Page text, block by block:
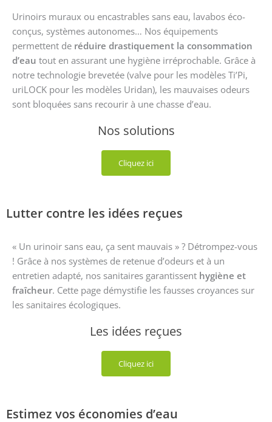
Urinoirs muraux ou encastrables sans eau, lavabos éco-
conçus, systèmes autonomes… Nos équipements
permettent de réduire drastiquement la consommation
d’eau tout en assurant une hygiène irréprochable. Grâce à
notre technologie brevetée (valve pour les modèles Ti’Pi,
uriLOCK pour les modèles Uridan), les mauvaises odeurs
sont bloquées sans recourir à une chasse d’eau.
Nos solutions
Cliquez ici
Lutter contre les idées reçues
« Un urinoir sans eau, ça sent mauvais » ? Détrompez-vous
! Grâce à nos systèmes de retenue d’odeurs et à un
entretien adapté, nos sanitaires garantissent hygiène et
fraîcheur. Cette page démystifie les fausses croyances sur
les sanitaires écologiques.
Les idées reçues
Cliquez ici
Estimez vos économies d’eau